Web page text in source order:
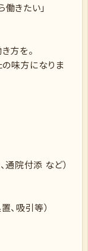
きたい」
方を。
味方になりま
通院付添 など）
、吸引等）